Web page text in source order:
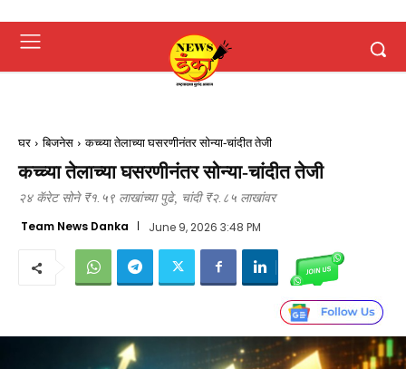
घर बिजनेस कच्च्या तेलाच्या घसरणीनंतर सोन्या-चांदीत तेजी
कच्च्या तेलाच्या घसरणीनंतर सोन्या-चांदीत तेजी
२४ कॅरेट सोने ₹१.५९ लाखांच्या पुढे, चांदी ₹२.८५ लाखांवर
Team News Danka June 9, 2026 3:48 PM